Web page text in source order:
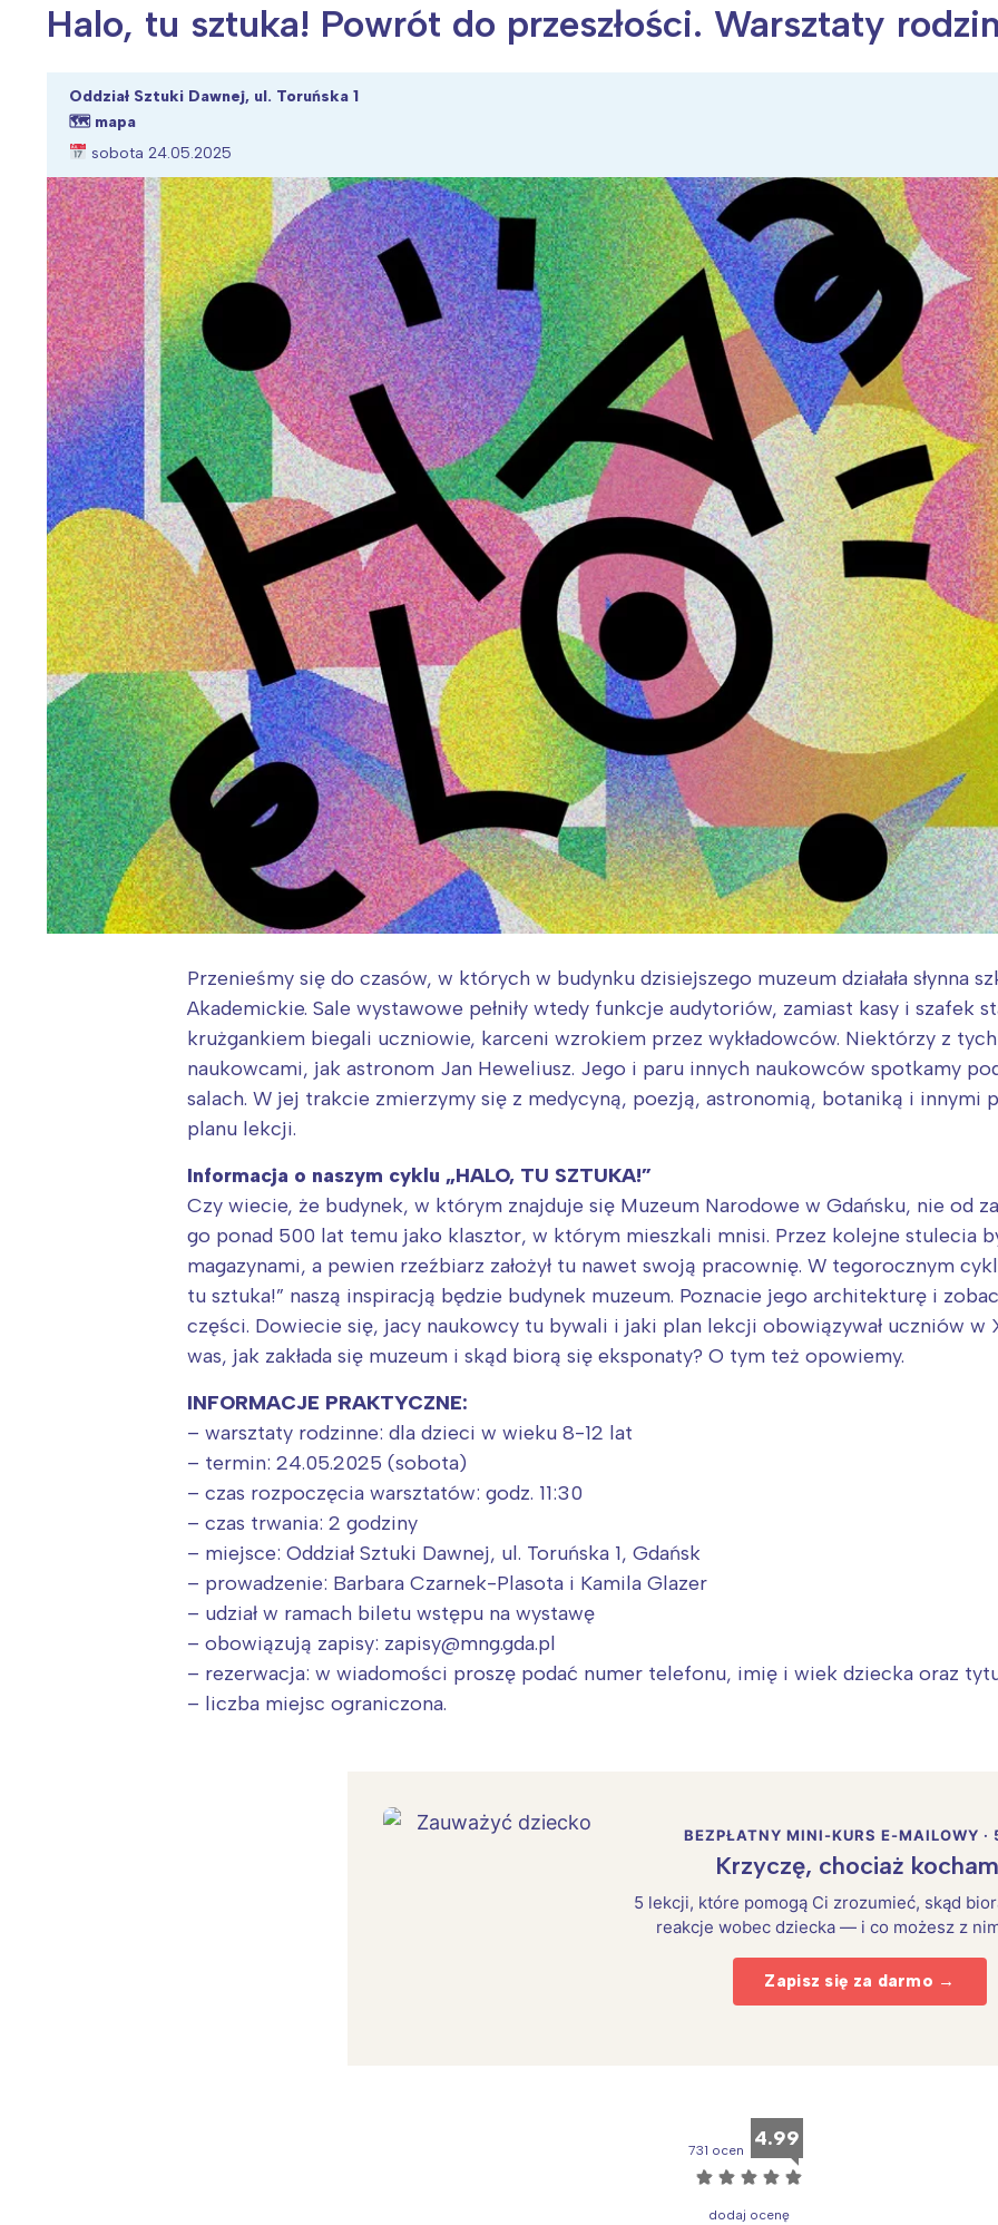
Halo, tu sztuka! Powrót do przeszłości. Warsztaty
Oddział Sztuki Dawnej, ul. Toruńska 1
🗺 mapa
sobota 24.05.2025
Przenieśmy się do czasów, w których w budynku dzisiejszego muzeum działała słynna
Akademickie. Sale wystawowe pełniły wtedy funkcje audytoriów, zamiast kasy i szafek
krużgankiem biegali uczniowie, karceni wzrokiem przez wykładowców. Niektórzy z
naukowcami, jak astronom Jan Heweliusz. Jego i paru innych naukowców spotkamy
salach. W jej trakcie zmierzymy się z medycyną, poezją, astronomią, botaniką i innymi
planu lekcji.
Informacja o naszym cyklu „HALO, TU SZTUKA!”
Czy wiecie, że budynek, w którym znajduje się Muzeum Narodowe w Gdańsku, nie od
go ponad 500 lat temu jako klasztor, w którym mieszkali mnisi. Przez kolejne stulecia
magazynami, a pewien rzeźbiarz założył tu nawet swoją pracownię. W tegorocznym
tu sztuka!” naszą inspiracją będzie budynek muzeum. Poznacie jego architekturę i
części. Dowiecie się, jacy naukowcy tu bywali i jaki plan lekcji obowiązywał uczniów w
was, jak zakłada się muzeum i skąd biorą się eksponaty? O tym też opowiemy.
INFORMACJE PRAKTYCZNE:
– warsztaty rodzinne: dla dzieci w wieku 8-12 lat
– termin: 24.05.2025 (sobota)
– czas rozpoczęcia warsztatów: godz. 11:30
– czas trwania: 2 godziny
– miejsce: Oddział Sztuki Dawnej, ul. Toruńska 1, Gdańsk
– prowadzenie: Barbara Czarnek-Plasota i Kamila Glazer
– udział w ramach biletu wstępu na wystawę
– obowiązują zapisy: zapisy@mng.gda.pl
– rezerwacja: w wiadomości proszę podać numer telefonu, imię i wiek dziecka oraz
– liczba miejsc ograniczona.
BEZPŁATNY MINI-KURS E-MAILOWY ·
Krzyczę, chociaż
5 lekcji, które pomogą Ci zrozumieć, skąd
reakcje wobec dziecka — i co możesz z
Zapisz się za darmo →
731 ocen 4.99
☆ ☆ ☆ ☆ ☆
dodaj ocenę
Interesują mnie wydarzenia z tego
Poznań
Północ
Wszystkie
Wybieram